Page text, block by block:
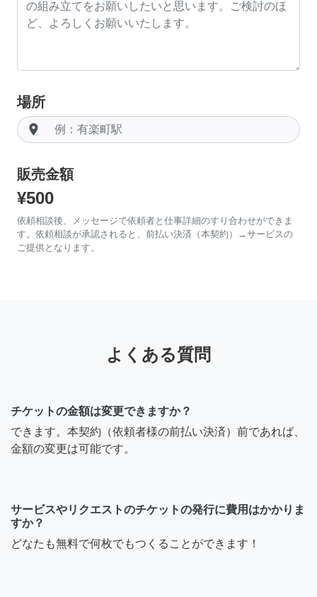
場所
room
販売金額
¥500
依頼相談後、メッセージで依頼者と仕事詳細のすり合わせができま
す。依頼相談が承認されると、前払い決済（本契約）→サービスの
ご提供となります。
よくある質問
チケットの金額は変更できますか？
できます。本契約（依頼者様の前払い決済）前であれば、
金額の変更は可能です。
サービスやリクエストのチケットの発行に費用はかかりま
すか？
どなたも無料で何枚でもつくることができます！